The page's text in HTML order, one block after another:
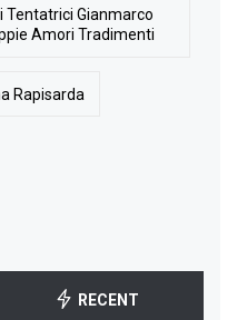
Tentatrici Gianmarco
Amori Tradimenti
Rapisarda
RECENT